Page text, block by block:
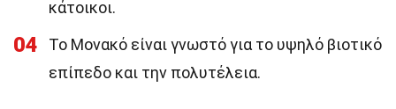
κάτοικοι.
04
Το Μονακό είναι γνωστό για το υψηλό βιοτικό
επίπεδο και την πολυτέλεια.